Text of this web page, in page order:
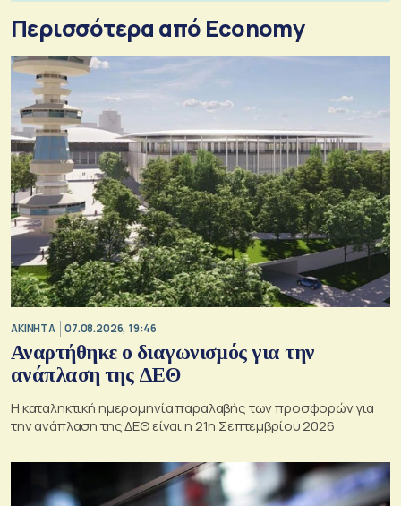
Περισσότερα από Economy
ΑΚΙΝΗΤΑ 07.08.2026, 19:46
Αναρτήθηκε ο διαγωνισμός για την
ανάπλαση της ΔΕΘ
Η καταληκτική ημερομηνία παραλαβής των προσφορών για
την ανάπλαση της ΔΕΘ είναι η 21η Σεπτεμβρίου 2026